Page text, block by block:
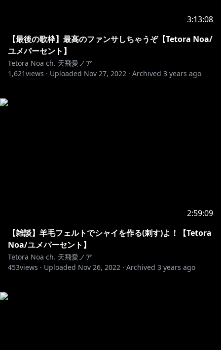
3:13:08
【最後の歌枠】最高のファンサしちゃうぞ【Tetora Noa/
ユメパーセント】
Tetora Noa ch. 天飛愛ノア
1,621views · Uploaded Nov 27, 2022 · Archived 3 years ago
2:59:09
【雑談】羊毛フェルトでシャイを作る(刺す)よ！【Tetora
Noa/ユメパーセント】
Tetora Noa ch. 天飛愛ノア
453views · Uploaded Nov 26, 2022 · Archived 3 years ago